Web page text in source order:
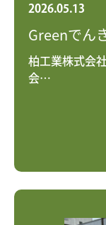
2026.05.13
Greenでん
柏工業株式会
会…